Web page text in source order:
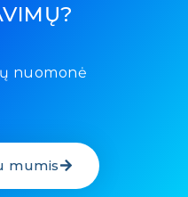
nuomonė
mumis